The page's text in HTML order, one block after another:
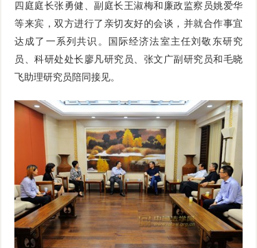
四庭庭长张勇健、副庭长王淑梅和廉政监察员姚爱华
等来宾，双方进行了亲切友好的会谈，并就合作事宜
达成了一系列共识。国际经济法室主任刘敬东研究
员、科研处处长廖凡研究员、张文广副研究员和毛晓
飞助理研究员陪同接见。